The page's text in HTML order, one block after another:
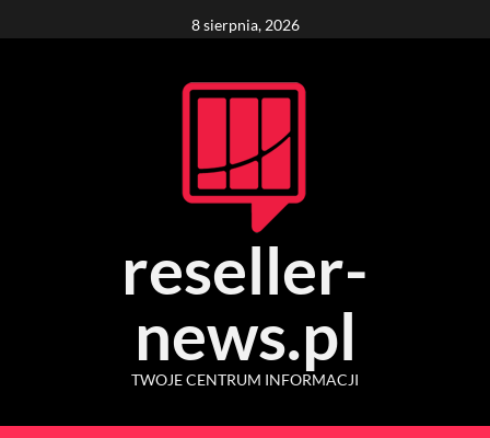
to
8 sierpnia, 2026
reseller-
news.pl
TWOJE CENTRUM INFORMACJI